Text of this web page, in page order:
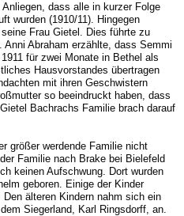
dass alle in kurzer Folge
wurden (1910/11). Hingegen
Frau Gietel. Dies führte zu
Anni Abraham erzählte, dass Semmi
für zwei Monate in Bethel als
Hausvorstandes übertragen
mit ihren Geschwistern
so beeindruckt haben, dass
Bachrachs Familie brach darauf
größer werdende Familie nicht
Familie nach Brake bei Bielefeld
keinen Aufschwung. Dort wurden
geboren. Einige der Kinder
älteren Kindern nahm sich ein
Siegerland, Karl Ringsdorff, an.